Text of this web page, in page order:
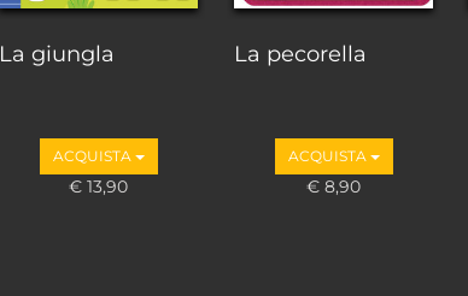
La giungla
ACQUISTA
€ 13,90
La pecorella
ACQUISTA
€ 8,90